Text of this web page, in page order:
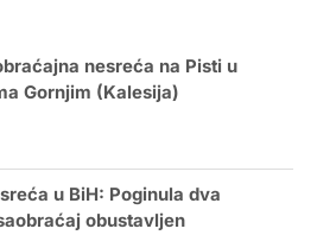
nesreća na Pisti u
Gornjim (Kalesija)
u BiH: Poginula dva
obustavljen